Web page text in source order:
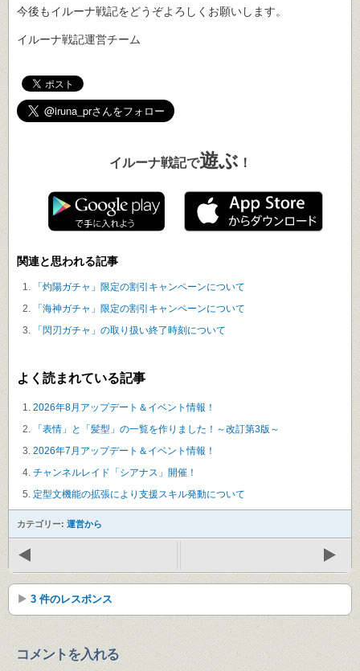
今後もイルーナ戦記をどうぞよろしくお願いします。
イルーナ戦記運営チーム
イルーナ戦記で遊ぶ ！
関連と思われる記事
「灼陽ガチャ」限定の割引キャンペーンについて
「海神ガチャ」限定の割引キャンペーンについて
「閃刃ガチャ」の取り扱い終了時刻について
よく読まれている記事
2026年8月アップデート＆イベント情報！
「表情」と「髪型」の一覧を作りました！～改訂第3版～
2026年7月アップデート＆イベント情報！
チャンネルレイド「シアナス」開催！
定型文機能の拡張により支援スキル発動について
カテゴリー: 運営から
3 件のレスポンス
コメントを入れる